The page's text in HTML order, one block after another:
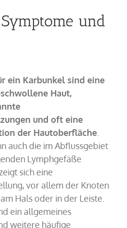
und
ein Karbunkel sind eine
Haut,
und oft eine
der Hautoberfläche.
auch die im Abflussgebiet
Lymphgefäße
sich eine
vor allem der Knoten
Hals oder in der Leiste.
ein allgemeines
weitere häufige